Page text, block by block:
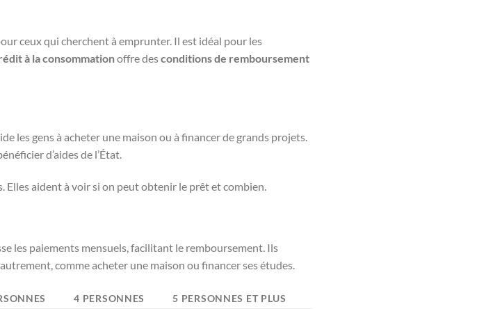
ceux qui cherchent à emprunter. Il est idéal pour les
à la consommationoffre desconditions de remboursement
les gens à acheter une maison ou à financer de grands projets.
d’aides de l’État.
Elles aident à voir si on peut obtenir le prêt et combien.
les paiements mensuels, facilitant le remboursement. Ils
comme acheter une maison ou financer ses études.
4 PERSONNES
5 PERSONNES ET PLUS